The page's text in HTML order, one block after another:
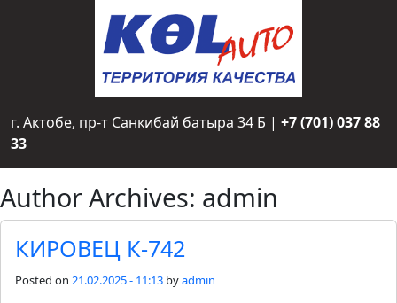
г. Актобе, пр-т Санкибай батыра 34 Б | +7 (701) 037 88
33
Author Archives: admin
КИРОВЕЦ К-742
Posted on 21.02.2025 - 11:13 byadmin